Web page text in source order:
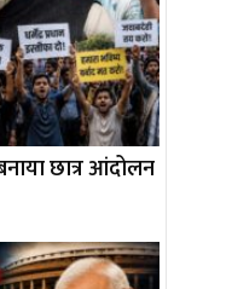
छात्र आंदोलन